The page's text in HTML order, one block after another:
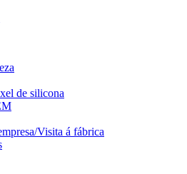
de silicona
Visita á fábrica